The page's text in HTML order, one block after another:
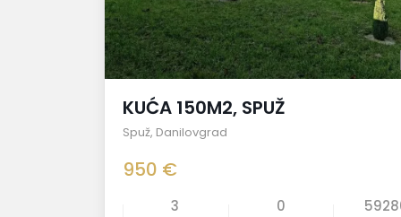
KUĆA 150M2, SPUŽ
Spuž, Danilovgrad
950 €
3 0